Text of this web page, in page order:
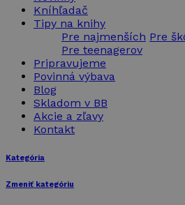
Kníhľadač
Tipy na knihy
Pre najmenších Pre
Pre teenagerov
Pripravujeme
Povinná výbava
Blog
Skladom v BB
Akcie a zľavy
Kontakt
Kategória
Zmeniť kategóriu